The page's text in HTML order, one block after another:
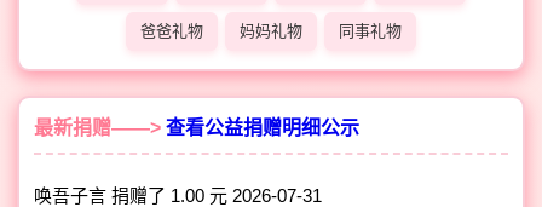
爸爸礼物 妈妈礼物 同事礼物
最新捐赠——> 查看公益捐赠明细公示
唤吾子言 捐赠了 1.00 元 2026-07-31